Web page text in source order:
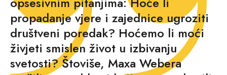
propadanje vjere i zajednice ugroziti
društveni poredak? Hoćemo li moći
živjeti smislen život u izbivanju
svetosti? Štoviše, Maxa Webera